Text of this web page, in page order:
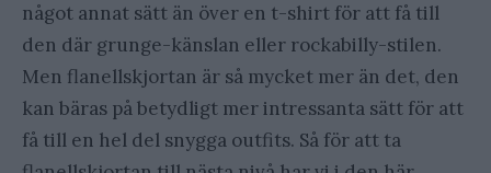
något annat sätt än över en t-shirt för att få till
den där grunge-känslan eller rockabilly-stilen.
Men flanellskjortan är så mycket mer än det, den
kan bäras på betydligt mer intressanta sätt för att
få till en hel del snygga outfits. Så för att ta